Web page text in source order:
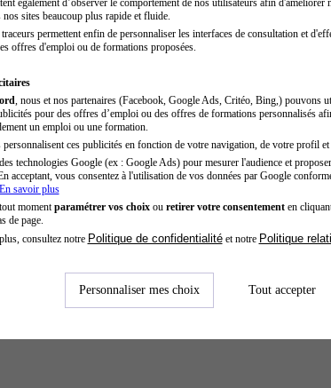
sites beaucoup plus rapide et fluide.
permettent enfin de personnaliser les interfaces de consultation et
offres d'emploi ou de formations proposées.
, nous et nos partenaires (Facebook, Google Ads, Critéo, Bing,) pouvons
pour des offres d’emploi ou des offres de formations personnalisés
un emploi ou une formation.
ces publicités en fonction de votre navigation, de votre profil et
technologies Google (ex : Google Ads) pour mesurer l'audience et
acceptant, vous consentez à l'utilisation de vos données par Google
savoir plus
moment paramétrer vos choixou retirer votre consentementen
de page.
consultez notre Politique de confidentialitéet notre Politique
Personnaliser mes choix Tout accepter